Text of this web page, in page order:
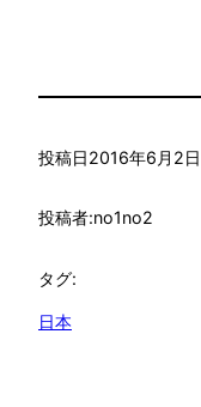
投稿日2016年6月2日
投稿者:no1no2
タグ:
日本